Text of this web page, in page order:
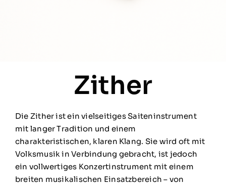
Zither
Die Zither ist ein vielseitiges Saiteninstrument
mit langer Tradition und einem
charakteristischen, klaren Klang. Sie wird oft mit
Volksmusik in Verbindung gebracht, ist jedoch
ein vollwertiges Konzertinstrument mit einem
breiten musikalischen Einsatzbereich – von